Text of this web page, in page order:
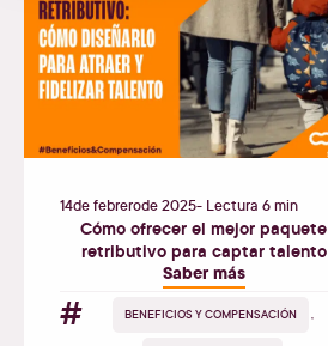
14defebrerode2025- Lectura 6 min
Cómo ofrecer el mejor paquete
retributivo para captar talento
Saber más
# BENEFICIOS Y COMPENSACIÓN ,